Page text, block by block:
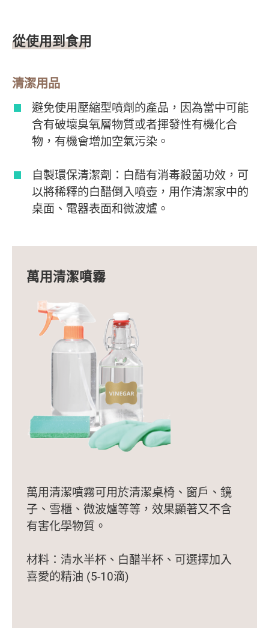
從使用到食用
清潔用品
避免使用壓縮型噴劑的產品，因為當中可能
含有破壞臭氧層物質或者揮發性有機化合
物，有機會增加空氣污染。
自製環保清潔劑：白醋有消毒殺菌功效，可
以將稀釋的白醋倒入噴壺，用作清潔家中的
桌面、電器表面和微波爐。
萬用清潔噴霧
萬用清潔噴霧可用於清潔桌椅、窗戶、鏡
子、雪櫃、微波爐等等，效果顯著又不含
有害化學物質。
材料：清水半杯、白醋半杯、可選擇加入
喜愛的精油 (5-10滴)